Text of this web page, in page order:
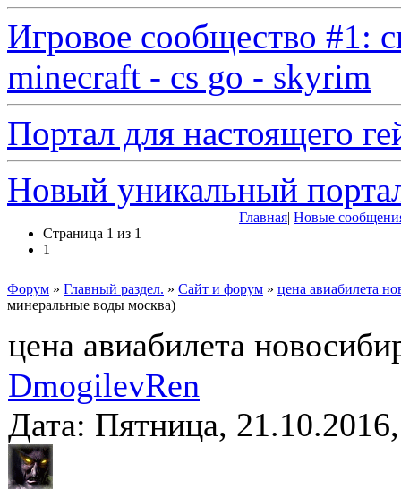
Игровое сообщество #1:
minecraft - cs go - skyrim
Портал для настоящего
Новый уникальный
Главная| Новые
Страница 1 из 1
1
Форум » Главный раздел. » Сайт и форум » цена авиабилета
минеральные воды москва)
цена авиабилета
DmogilevRen
Дата: Пятница,